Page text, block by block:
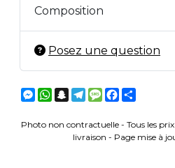
Composition
Posez une question
Messenger
WhatsApp
Snapchat
Telegram
MessageFacebook
Photo non contractuelle - Tous les
livraison - Page mise à